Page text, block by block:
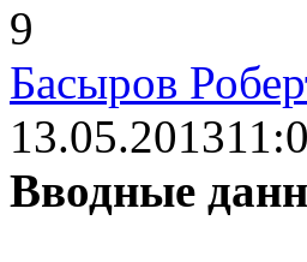
9
Басыров
13.05.2013
Вводные